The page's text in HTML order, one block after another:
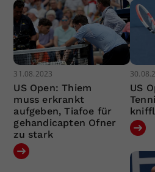
31.08.2023
US Open: Thiem
muss erkrankt
aufgeben, Tiafoe für
gehandicapten Ofner
zu stark
US